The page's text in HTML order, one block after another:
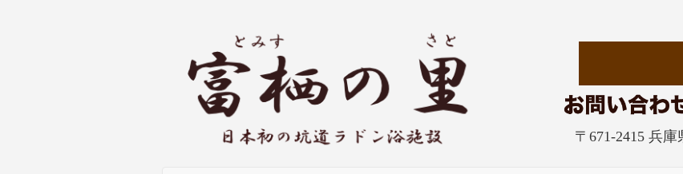
〒671-2415 兵